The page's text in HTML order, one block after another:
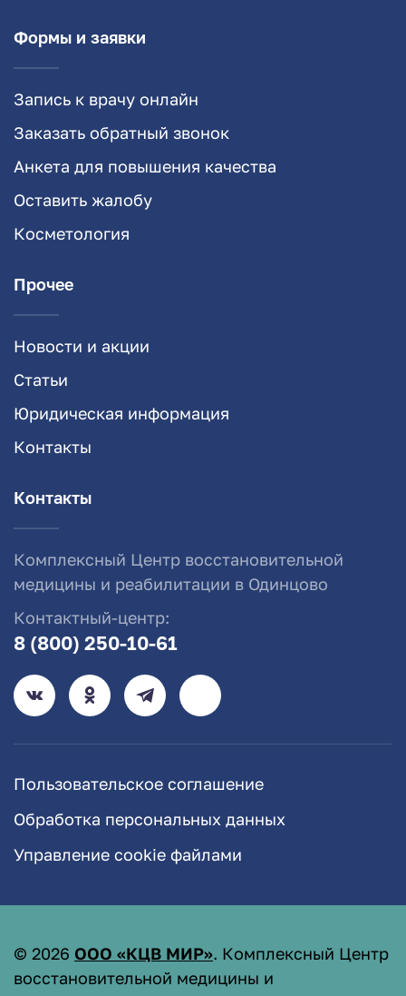
Формы и заявки
Запись к врачу онлайн
Заказать обратный звонок
Анкета для повышения качества
Оставить жалобу
Косметология
Прочее
Новости и акции
Статьи
Юридическая информация
Контакты
Контакты
Комплексный Центр восстановительной
медицины и реабилитации в Одинцово
Контактный-центр:
8 (800) 250-10-61
Пользовательское соглашение
Обработка персональных данных
Управление cookie файлами
© 2026 ООО «КЦВ МИР». Комплексный Центр
восстановительной медицины и